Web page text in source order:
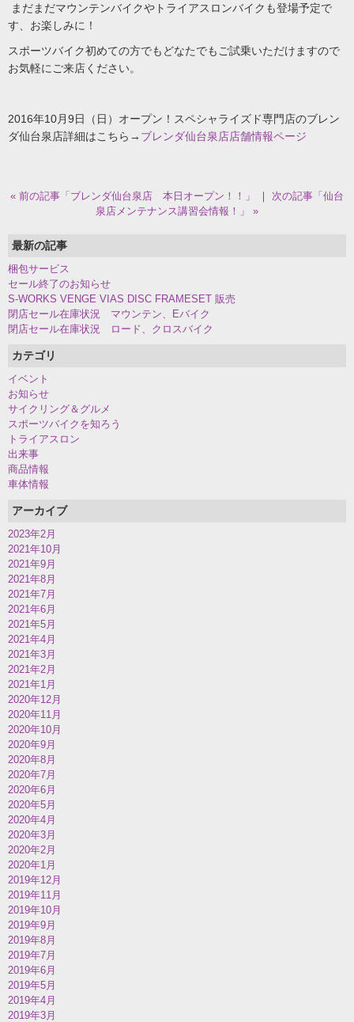
まだまだマウンテンバイクやトライアスロンバイクも登場予定で
す、お楽しみに！
スポーツバイク初めての方でもどなたでもご試乗いただけますので
お気軽にご来店ください。
2016年10月9日（日）オープン！スペシャライズド専門店のブレン
ダ仙台泉店詳細はこちら→ ブレンダ仙台泉店店舗情報ページ
« 前の記事「ブレンダ仙台泉店 本日オープン！！」 ｜ 次の記事「仙台
泉店メンテナンス講習会情報！」 »
最新の記事
梱包サービス
セール終了のお知らせ
S-WORKS VENGE VIAS DISC FRAMESET 販売
閉店セール在庫状況 マウンテン、Eバイク
閉店セール在庫状況 ロード、クロスバイク
カテゴリ
イベント
お知らせ
サイクリング＆グルメ
スポーツバイクを知ろう
トライアスロン
出来事
商品情報
車体情報
アーカイブ
2023年2月
2021年10月
2021年9月
2021年8月
2021年7月
2021年6月
2021年5月
2021年4月
2021年3月
2021年2月
2021年1月
2020年12月
2020年11月
2020年10月
2020年9月
2020年8月
2020年7月
2020年6月
2020年5月
2020年4月
2020年3月
2020年2月
2020年1月
2019年12月
2019年11月
2019年10月
2019年9月
2019年8月
2019年7月
2019年6月
2019年5月
2019年4月
2019年3月